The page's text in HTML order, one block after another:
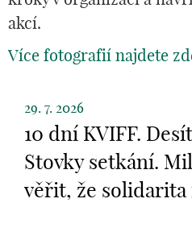
akcí.
Více fotografií najdete
29. 7. 2026
10 dní KVIFF.
Stovky setkání.
věřit, že solidarita